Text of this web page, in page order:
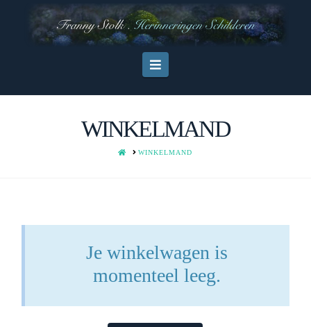
Navigation
WINKELMAND
HOMEWINKELMAND
Je winkelwagen is
momenteel leeg.